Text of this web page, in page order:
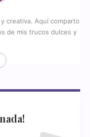
creativa. Aquí comparto
de mis trucos dulces y